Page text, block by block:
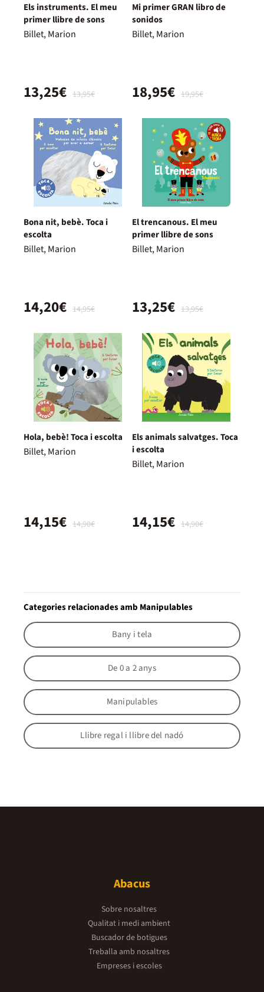
Els instruments. El meu
primer llibre de sons
Billet, Marion
13,95€
13,25€
Mi primer GRAN libro de
sonidos
Billet, Marion
19,95€
18,95€
Bona nit, bebè. Toca i
escolta
Billet, Marion
14,95€
14,20€
El trencanous. El meu
primer llibre de sons
Billet, Marion
13,95€
13,25€
Hola, bebè! Toca i escolta
Billet, Marion
14,90€
14,15€
Els animals salvatges. Toca
i escolta
Billet, Marion
14,90€
14,15€
Categories relacionades amb Manipulables
Bany i tela
De 0 a 2 anys
Manipulables
Llibre regal i llibre del nadó
Abacus
Sobre nosaltres
Qualitat i medi ambient
Buscador de botigues
Treballa amb nosaltres
Empreses i escoles